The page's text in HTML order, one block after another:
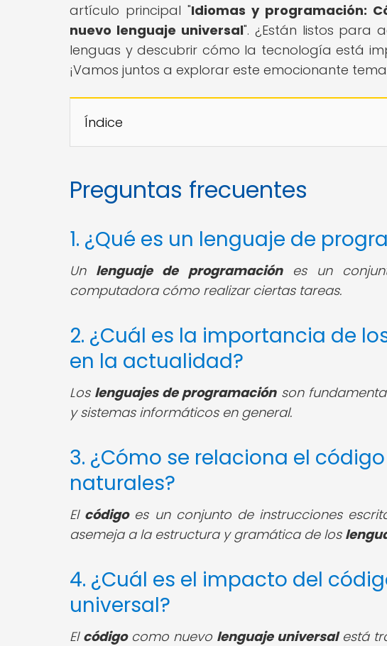
artículo principal "Idiomas y programación:
nuevo lenguaje universal". ¿Están listos para
lenguas y descubrir cómo la tecnología está
¡Vamos juntos a explorar este emocionante
Índice
Preguntas frecuentes
1. ¿Qué es un lenguaje de
Un lenguaje de programaciónes un
computadora cómo realizar ciertas tareas.
2. ¿Cuál es la importancia de
en la actualidad?
Los lenguajes de programaciónson
y sistemas informáticos en general.
3. ¿Cómo se relaciona el
naturales?
El códigoes un conjunto de instrucciones
asemeja a la estructura y gramática de los
4. ¿Cuál es el impacto del
universal?
El códigocomo nuevo lenguaje universalestá